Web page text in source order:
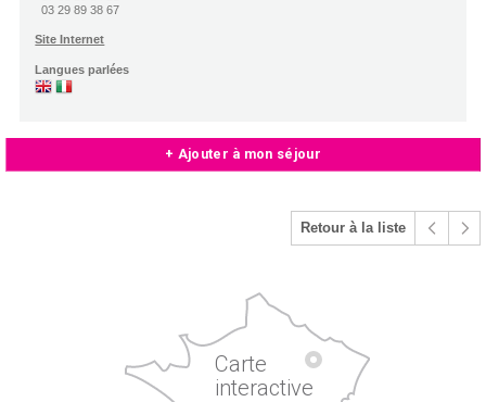
03 29 89 38 67
Site Internet
Langues parlées
+ Ajouter à mon séjour
Retour à la liste
Carte
interactive